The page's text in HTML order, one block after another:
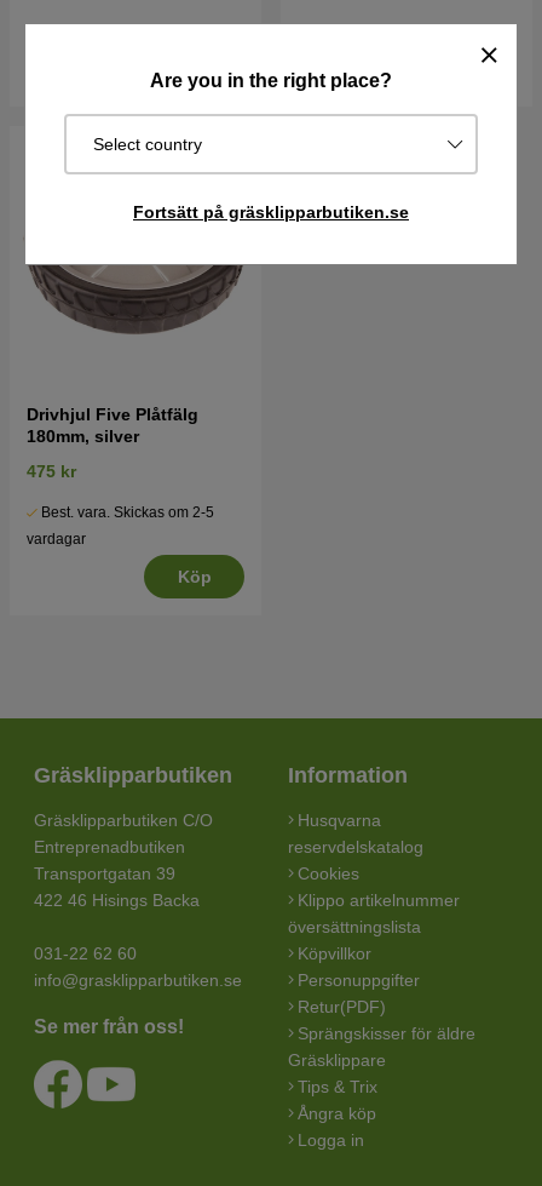
Are you in the right place?
Select country
Fortsätt på gräsklipparbutiken.se
I lager I lager
Drivhjul Five Plåtfälg
180mm, silver
475 kr
Best. vara. Skickas om 2-5
vardagar
Köp
Gräsklipparbutiken
Gräsklipparbutiken C/O
Entreprenadbutiken
Transportgatan 39
422 46 Hisings Backa
031-22 62 60
info@grasklipparbutiken.se
Se mer från oss!
Information
Husqvarna
reservdelskatalog
Cookies
Klippo artikelnummer
översättningslista
Köpvillkor
Personuppgifter
Retur(PDF)
Sprängskisser för äldre
Gräsklippare
Tips & Trix
Ångra köp
Logga in